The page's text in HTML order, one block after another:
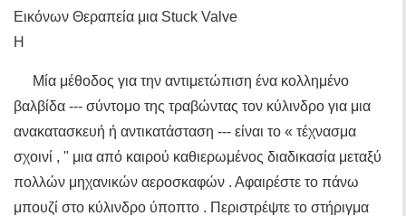
Εικόνων Θεραπεία μια Stuck Valve
Η
Μία μέθοδος για την αντιμετώπιση ένα κολλημένο
βαλβίδα --- σύντομο της τραβώντας τον κύλινδρο για μια
ανακατασκευή ή αντικατάσταση --- είναι το « τέχνασμα
σχοινί , " μια από καιρού καθιερωμένος διαδικασία μεταξύ
πολλών μηχανικών αεροσκαφών . Αφαιρέστε το πάνω
μπουζί στο κύλινδρο ύποπτο . Περιστρέψτε το στήριγμα